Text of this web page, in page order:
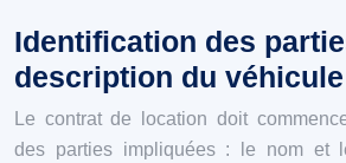
Identification des
description du véhicule
Le contrat de location doit
des parties impliquées : le nom et